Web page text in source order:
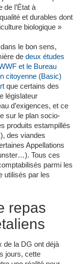
l’État à
et durables dont
biologique »
le bon sens,
de deux études
et le Bureau
citoyenne (Basic)
que certains des
législateur
d’exigences, et ce
sur le plan socio-
produits estampillés
des viandes
Appellations
Tous ces
parmi les
utilisés par les
repas
de la DG ont déjà
jours, cette